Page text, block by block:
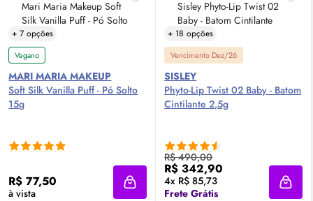
+ 7 opções
Vegano
MARI MARIA MAKEUP
Soft Silk Vanilla Puff - Pó Solto
15g
R$ 77,50
à vista Adicionar à sacola
+ 18 opções
Vencimento Dez/26
SISLEY
Phyto-Lip Twist 02 Baby - Batom
Cintilante 2,5g
R$ 490,00
R$ 342,90
4x R$ 85,73
Frete Grátis